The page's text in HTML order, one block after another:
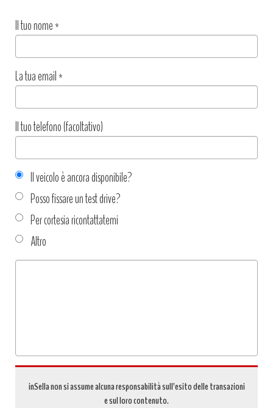
Il tuo nome*
La tua email*
Il tuo telefono (facoltativo)
Il veicolo è ancora disponibile?
Posso fissare un test drive?
Per cortesia ricontattatemi
Altro
Tipo
inSella non si assume alcuna responsabilità sull’esito delle transazioni
e sul loro contenuto.